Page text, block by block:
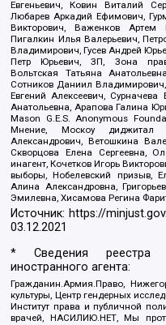
Евгеньевич, Ковин Виталий
Любарев Аркадий Ефимович,
Викторович, Важенков
Пигалкин Илья Валерьевич,
Владимирович, Гусев Андрей
Петр Юрьевич, ЗП, Зона
Вольтская Татьяна
Сотников Даниил
Евгений Алексеевич,
Анатольевна, Арапова Галина
Mason G.E.S. Anonymous
Мнение, Москоу диджитал
Александрович, Ветошкина
Скворцова Елена Сергеевна,
инагент, Кочетков Игорь
выборы, Нобелевский призыв,
Алина Александровна,
Эмилевна, Хисамова Регина
Источник: https://
03.12.2021
* Сведения реестра
иностранного агента:
Гражданин.Армия.Право,
культуры, Центр гендерных
Институт права и публичной
врачей, НАСИЛИЮ.НЕТ, Мы